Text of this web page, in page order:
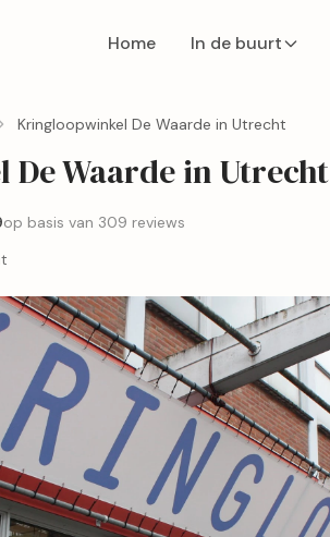
Home In de buurt
Kringloopwinkel De Waarde in Utrecht
Waarde in Utrecht
op basis van 309 reviews